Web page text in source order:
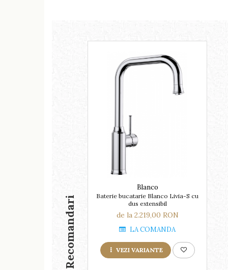
Recomandari
Blanco
Baterie bucatarie Blanco Livia-S cu
dus extensibil
de la 2.219,00 RON
LA COMANDA
VEZI VARIANTE